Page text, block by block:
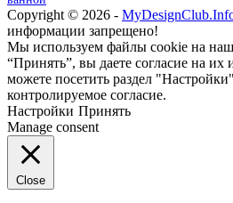
Copyright © 2026 -
информации запрещено!
Мы используем файлы cookie на
“Принять”, вы даете согласие на
можете посетить раздел
контролируемое согласие.
Настройки Принять
Manage consent
Close